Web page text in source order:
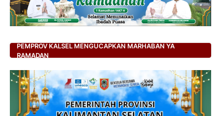
PEMPROV KALSEL MENGUCAPKAN MARHABAN YA
RAMADAN